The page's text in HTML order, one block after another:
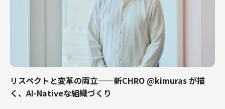
リスペクトと変革の両立——新CHRO @kimuras が描
く、AI-Nativeな組織づくり